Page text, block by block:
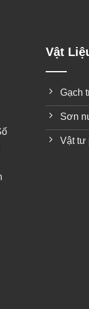
Vật
Gạch
Sơn
Vật tư